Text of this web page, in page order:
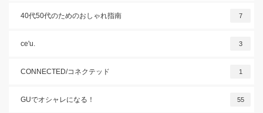
40代50代のためのおしゃれ指南 7
ce'u. 3
CONNECTED/コネクテッド 1
GUでオシャレになる！ 55